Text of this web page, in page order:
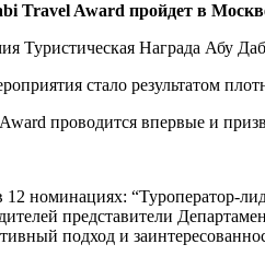
Travel Award пройдет в
Туристическая Награда Абу
стало результатом
проводится впервые и
12 номинациях: “Туроператор-
представители
подход и